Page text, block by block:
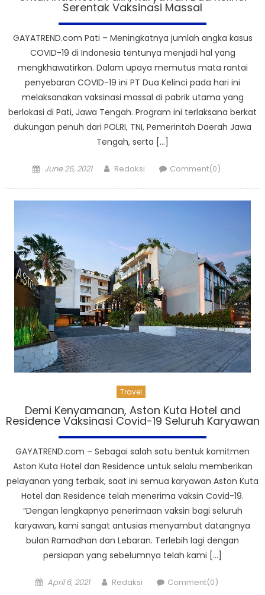
Serentak Vaksinasi Massal
GAYATREND.com Pati – Meningkatnya jumlah angka kasus
COVID-19 di Indonesia tentunya menjadi hal yang
mengkhawatirkan. Dalam upaya memutus mata rantai
penyebaran COVID-19 ini PT Dua Kelinci pada hari ini
melaksanakan vaksinasi massal di pabrik utama yang
berlokasi di Pati, Jawa Tengah. Program ini terlaksana berkat
dukungan penuh dari POLRI, TNI, Pemerintah Daerah Jawa
Tengah, serta […]
Posted
June 26, 2021 Author
Redaksi Comment(0)
Travel
Demi Kenyamanan, Aston Kuta Hotel and
Residence Vaksinasi Covid-19 Seluruh Karyawan
GAYATREND.com – Sebagai salah satu bentuk komitmen
Aston Kuta Hotel dan Residence untuk selalu memberikan
pelayanan yang terbaik, saat ini semua karyawan Aston Kuta
Hotel dan Residence telah menerima vaksin Covid-19.
“Dengan lengkapnya penerimaan vaksin bagi seluruh
karyawan, kami sangat antusias menyambut datangnya
bulan Ramadhan dan Lebaran. Terlebih lagi dengan
persiapan yang sebelumnya telah kami […]
Posted
April 6, 2021 Author
Redaksi Comment(0)